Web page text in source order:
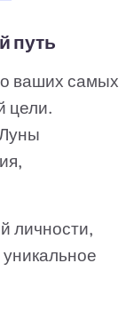
путь
ваших самых
цели.
личности,